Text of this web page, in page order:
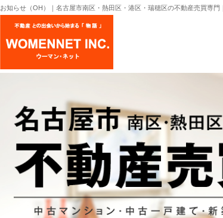
お知らせ（OH）｜名古屋市南区・熱田区・港区・瑞穂区の不動産売買専